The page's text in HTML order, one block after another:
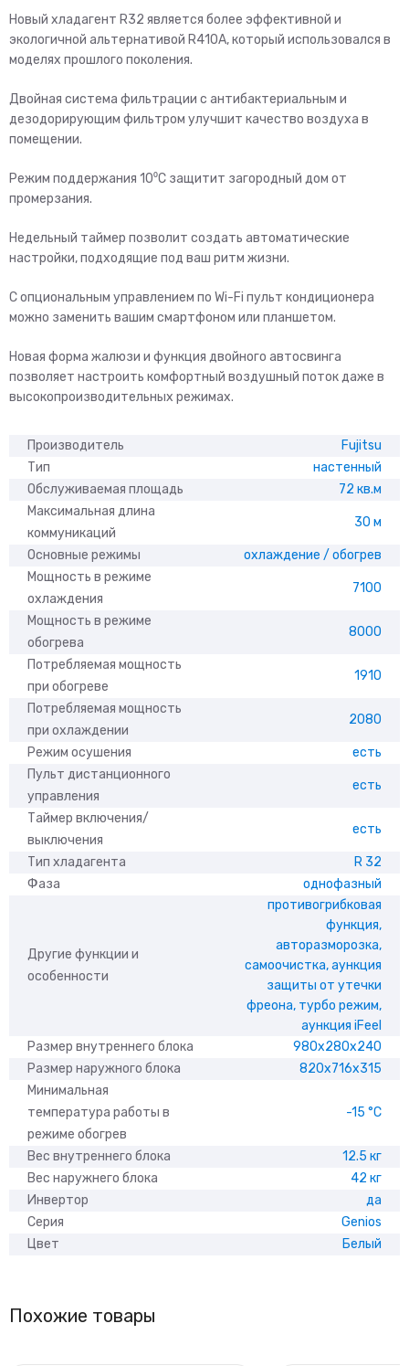
Новый хладагент R32 является более эффективной и
экологичной альтернативой R410A, который использовался в
моделях прошлого поколения.
Двойная система фильтрации с антибактериальным и
дезодорирующим фильтром улучшит качество воздуха в
помещении.
Режим поддержания 10⁰С защитит загородный дом от
промерзания.
Недельный таймер позволит создать автоматические
настройки, подходящие под ваш ритм жизни.
С опциональным управлением по Wi-Fi пульт кондиционера
можно заменить вашим смартфоном или планшетом.
Новая форма жалюзи и функция двойного автосвинга
позволяет настроить комфортный воздушный поток даже в
высокопроизводительных режимах.
Производитель
Fujitsu
Тип
настенный
Обслуживаемая площадь
72 кв.м
Максимальная длина
коммуникаций
30 м
Основные режимы
охлаждение / обогрев
Мощность в режиме
охлаждения
7100
Мощность в режиме
обогрева
8000
Потребляемая мощность
при обогреве
1910
Потребляемая мощность
при охлаждении
2080
Режим осушения
есть
Пульт дистанционного
управления
есть
Таймер включения/
выключения
есть
Тип хладагента
R 32
Фаза
однофазный
Другие функции и
особенности
противогрибковая
функция,
авторазморозка,
самоочистка, aункция
защиты от утечки
фреона, турбо режим,
aункция iFeel
Размер внутреннего блока
980x280x240
Размер наружного блока
820x716x315
Минимальная
температура работы в
режиме обогрев
-15 °С
Вес внутреннего блока
12.5 кг
Вес наружнего блока
42 кг
Инвертор
да
Серия
Genios
Цвет
Белый
Похожие товары